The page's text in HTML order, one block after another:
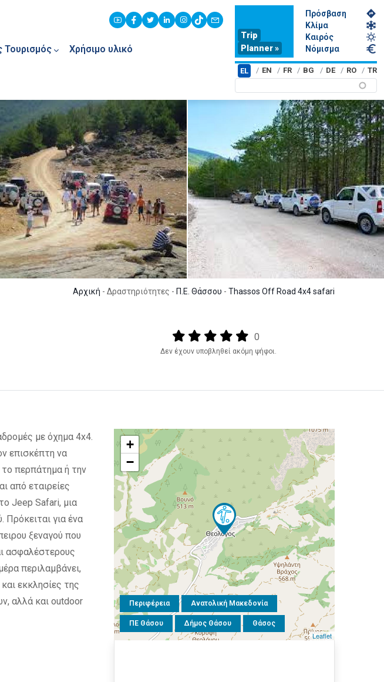
Τουρισμός Χρήσιμο υλικό
youtubefacebook
twitterlinkedininstagram
tiktokcontact
Trip
Planner »
Πρόσβαση
Κλίμα
Καιρός
Νόμισμα
EL EN FR BG DE RO TR
Αρχική - Δραστηριότητες - Π.Ε. Θάσσου - Thassos Off Road 4x4 safari
Output format
(star)(star)(star)(star)(star)
0
Δεν έχουν υποβληθεί ακόμη ψήφοι.
με όχημα 4x4.
επισκέπτη να
το περπάτημα ή την
από εταιρείες
Jeep Safari, μια
για ένα
ξεναγού που
ασφαλέστερους
περιλαμβάνει,
εκκλησίες της
αλλά και outdoor
Περιφέρεια Ανατολική Μακεδονία
ΠΕ Θάσου Δήμος Θάσου Θάσος
+
−
Leaflet